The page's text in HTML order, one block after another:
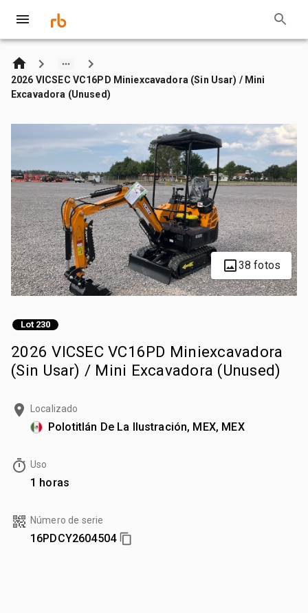
2026 VICSEC VC16PD Miniexcavadora (Sin Usar) / Mini
Excavadora (Unused)
38 fotos
Lot 230
2026 VICSEC VC16PD Miniexcavadora
(Sin Usar) / Mini Excavadora (Unused)
Localizado
Polotitlán De La Ilustración, MEX, MEX
Uso
1 horas
Número de serie
16PDCY2604504